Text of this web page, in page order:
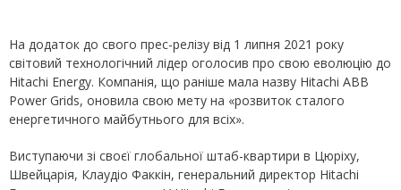
На додаток до свого прес-релізу від 1 липня 2021 року
світовий технологічний лідер оголосив про свою еволюцію до
Hitachi Energy. Компанія, що раніше мала назву Hitachi ABB
Power Grids, оновила свою мету на «розвиток сталого
енергетичного майбутнього для всіх».
Виступаючи зі своєї глобальної штаб-квартири в Цюріху,
Швейцарія, Клаудіо Факкін, генеральний директор Hitachi